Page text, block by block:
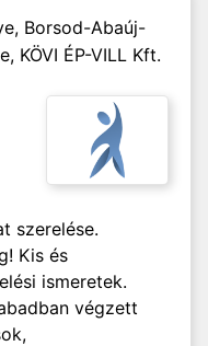
Borsod-Abaúj-
KÖVI ÉP-VILL Kft.
szerelése.
Kis és
ismeretek.
végzett